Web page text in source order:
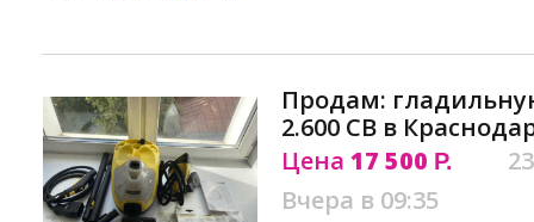
Продам:
2.600 CB в
Цена 17 500 Р.
Вчера в 09:35